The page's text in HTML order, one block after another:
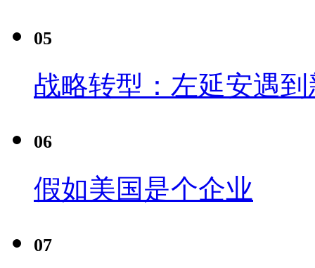
05
战略转型：左延安遇
06
假如美国是个企业
07